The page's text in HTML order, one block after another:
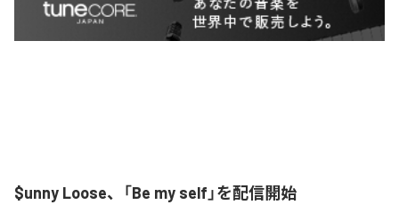
$unny Loose、「Be my self」を配信開始